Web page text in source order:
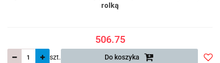
rolką
506.75
szt. Do koszyka